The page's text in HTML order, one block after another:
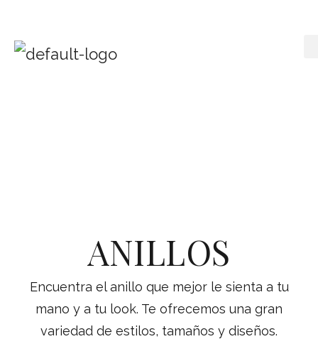
ANILLOS
Encuentra el anillo que mejor le sienta a tu
mano y a tu look. Te ofrecemos una gran
variedad de estilos, tamaños y diseños.